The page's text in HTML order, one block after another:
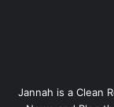
Jannah is a Clean